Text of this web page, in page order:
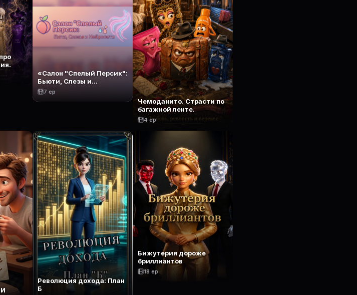
«Салон "Спелый Персик":
Бьюти, Слезы и
Нейросети»
7 ep
Чемоданито. Страсти по
багажной ленте.
4 ep
Революция дохода: План
Б
Бижутерия дороже
бриллиантов
18 ep